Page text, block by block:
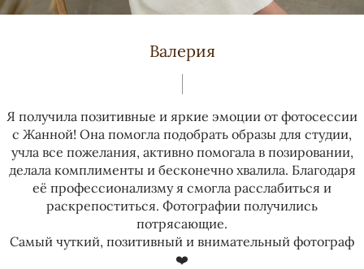
Валерия
Я получила позитивные и яркие эмоции от фотосессии
с Жанной! Она помогла подобрать образы для студии,
учла все пожелания, активно помогала в позировании,
делала комплименты и бесконечно хвалила. Благодаря
её профессионализму я смогла расслабиться и
раскрепоститься. Фотографии получились
потрясающие.
Самый чуткий, позитивный и внимательный фотограф
❤️